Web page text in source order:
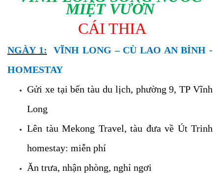
MIỆT VƯỜN
CÁI THIA
NGÀY 1: VĨNH LONG – CÙ LAO AN BÌNH -
HOMESTAY
Gửi xe tại bến tàu du lịch, phường 9, TP Vĩnh
Long
Lên tàu Mekong Travel, tàu đưa về Út Trinh
homestay: miễn phí
Ăn trưa, nhận phòng, nghỉ ngơi